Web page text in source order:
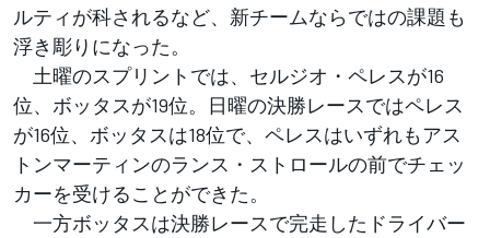
ルティが科されるなど、新チームならではの課題も
浮き彫りになった。
土曜のスプリントでは、セルジオ・ペレスが16
位、ボッタスが19位。日曜の決勝レースではペレス
が16位、ボッタスは18位で、ペレスはいずれもアス
トンマーティンのランス・ストロールの前でチェッ
カーを受けることができた。
一方ボッタスは決勝レースで完走したドライバー